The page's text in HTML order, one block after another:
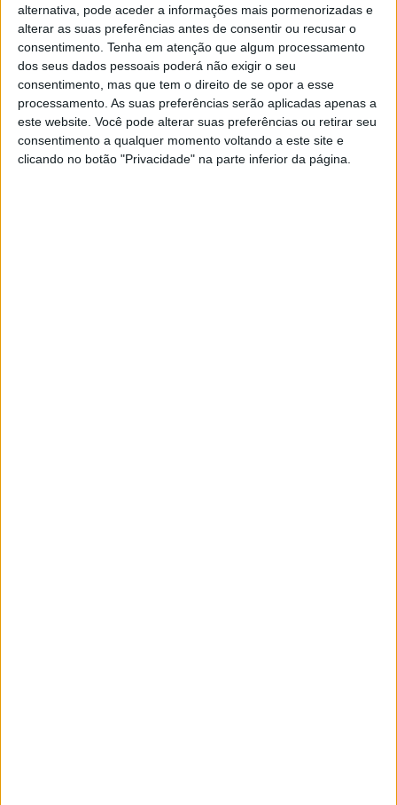
alternativa, pode aceder a informações mais pormenorizadas e
alterar as suas preferências antes de consentir ou recusar o
consentimento. Tenha em atenção que algum processamento
dos seus dados pessoais poderá não exigir o seu
consentimento, mas que tem o direito de se opor a esse
processamento. As suas preferências serão aplicadas apenas a
este website. Você pode alterar suas preferências ou retirar seu
consentimento a qualquer momento voltando a este site e
clicando no botão "Privacidade" na parte inferior da página.